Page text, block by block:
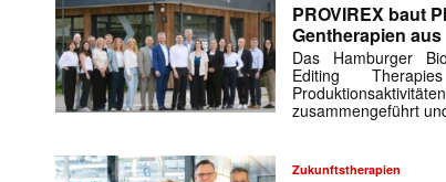
PROVIREX baut
Gentherapien aus
Das Hamburger
Editing
zusammengeführt
Zukunftstherapien